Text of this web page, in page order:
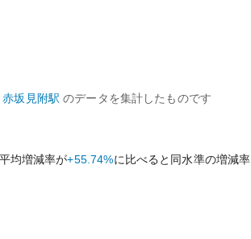
赤坂見附駅 のデータを集計したものです
均増減率が+55.74%に比べると 同水準の増減率